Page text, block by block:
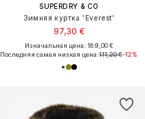
SUPERDRY & CO
Зимняя куртка 'Everest'
97,30 €
Изначальная цена: 189,00 €
Последняя самая низкая цена:111,20 €-12%